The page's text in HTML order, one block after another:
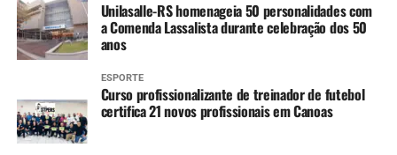
Unilasalle-RS homenageia 50 personalidades com
a Comenda Lassalista durante celebração dos 50
anos
ESPORTE
Curso profissionalizante de treinador de futebol
certifica 21 novos profissionais em Canoas